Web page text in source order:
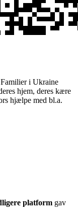
i Ukraine
hjem, deres kære
hjælpe med bl.a.
platform gav